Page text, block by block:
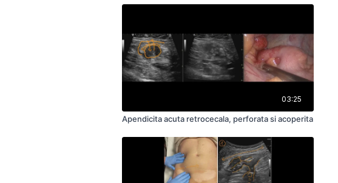
03:25
Apendicita acuta retrocecala, perforata si acoperita